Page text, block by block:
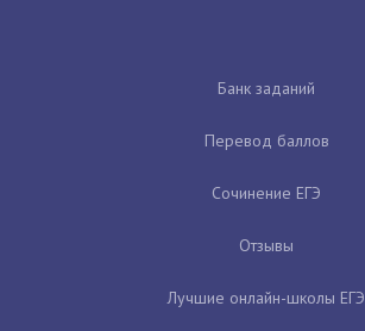
Банк заданий
Перевод баллов
Сочинение ЕГЭ
Отзывы
Лучшие онлайн-школы ЕГЭ